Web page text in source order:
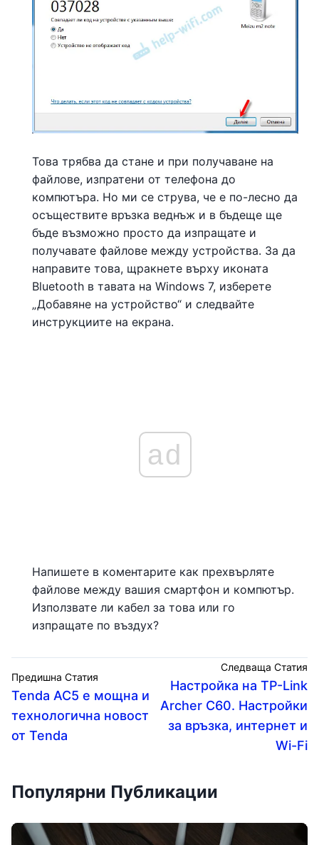
Това трябва да стане и при получаване на
файлове, изпратени от телефона до
компютъра. Но ми се струва, че е по-лесно да
осъществите връзка веднъж и в бъдеще ще
бъде възможно просто да изпращате и
получавате файлове между устройства. За да
направите това, щракнете върху иконата
Bluetooth в тавата на Windows 7, изберете
„Добавяне на устройство“ и следвайте
инструкциите на екрана.
ad
Напишете в коментарите как прехвърляте
файлове между вашия смартфон и компютър.
Използвате ли кабел за това или го
изпращате по въздух?
Предишна Статия
Tenda AC5 е мощна и
технологична новост
от Tenda
Следваща Статия
Настройка на TP-Link
Archer C60. Настройки
за връзка, интернет и
Wi-Fi
Популярни Публикации